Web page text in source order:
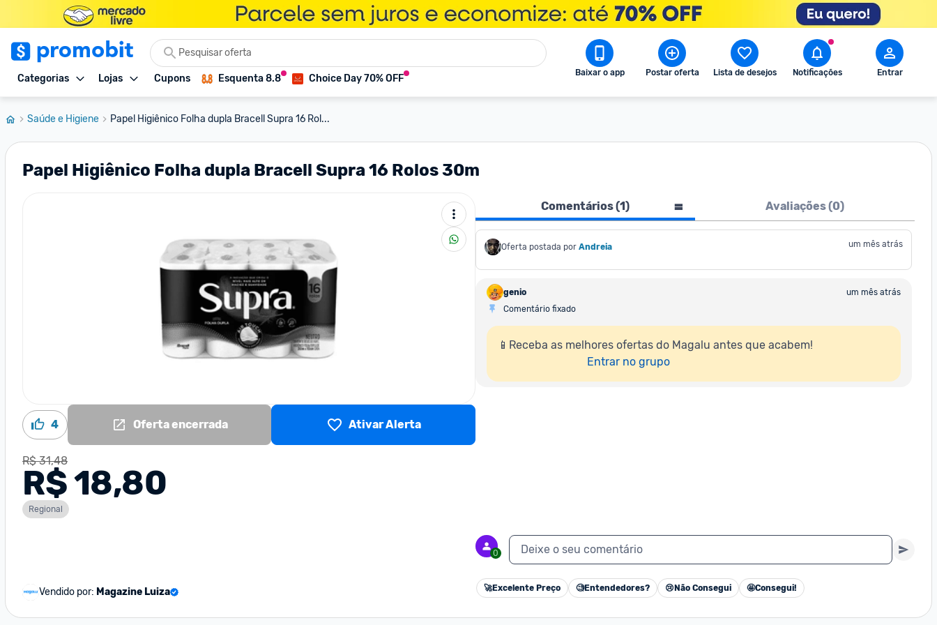
Categorias Lojas Cupons Esquenta 8.8 Choice Day 70% OFF Baixar o app Postar oferta Lista de desejos Notificações Entrar
Saúde e Higiene Papel Higiênico Folha dupla Bracell Supra 16 Rol...
Papel Higiênico Folha dupla Bracell Supra 16 Rolos 30m
4 Oferta encerrada Ativar Alerta
R$ 31,48
R$ 18,80
Regional
Vendido por: Magazine Luiza
Comentários (1) Avaliações (0)
Oferta postada por Andreia um mês atrás
genio
um mês atrás
Comentário fixado
📱Receba as melhores ofertas do Magalu antes que acabem!
Entrar no grupo
0 Deixe o seu comentário
🚀Excelente Preço 🧐Entendedores? 😢 Não Consegui 🤩Consegui!